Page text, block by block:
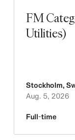
FM
Utilities)
Stockholm,
Aug. 5, 2026
Full-time